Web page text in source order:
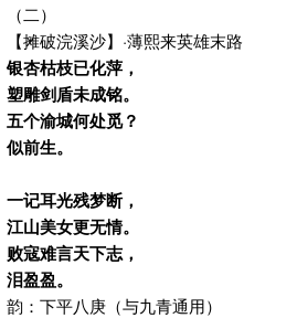
（二）
【摊破浣溪沙】·薄熙来英雄末路
银杏枯枝已化萍，
塑雕剑盾未成铭。
五个渝城何处觅？
似前生。
一记耳光残梦断，
江山美女更无情。
败寇难言天下志，
泪盈盈。
韵：下平八庚（与九青通用）